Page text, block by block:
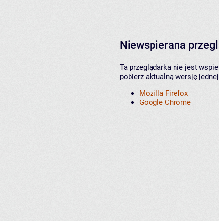
Niewspierana
Ta przeglądarka nie jest
pobierz aktualną wersję
Mozilla Firefox
Google Chrome